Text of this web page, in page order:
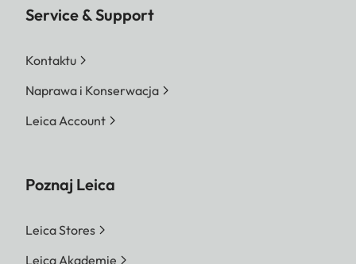
Service & Support
Kontaktu
Naprawa i Konserwacja
Leica Account
Poznaj Leica
Leica Stores
Leica Akademie